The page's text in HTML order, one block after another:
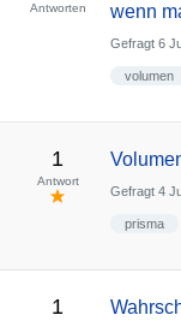
Antworten
wenn
Gefragt 6
volumen
1
Antwort
Gefragt 4
prisma
1